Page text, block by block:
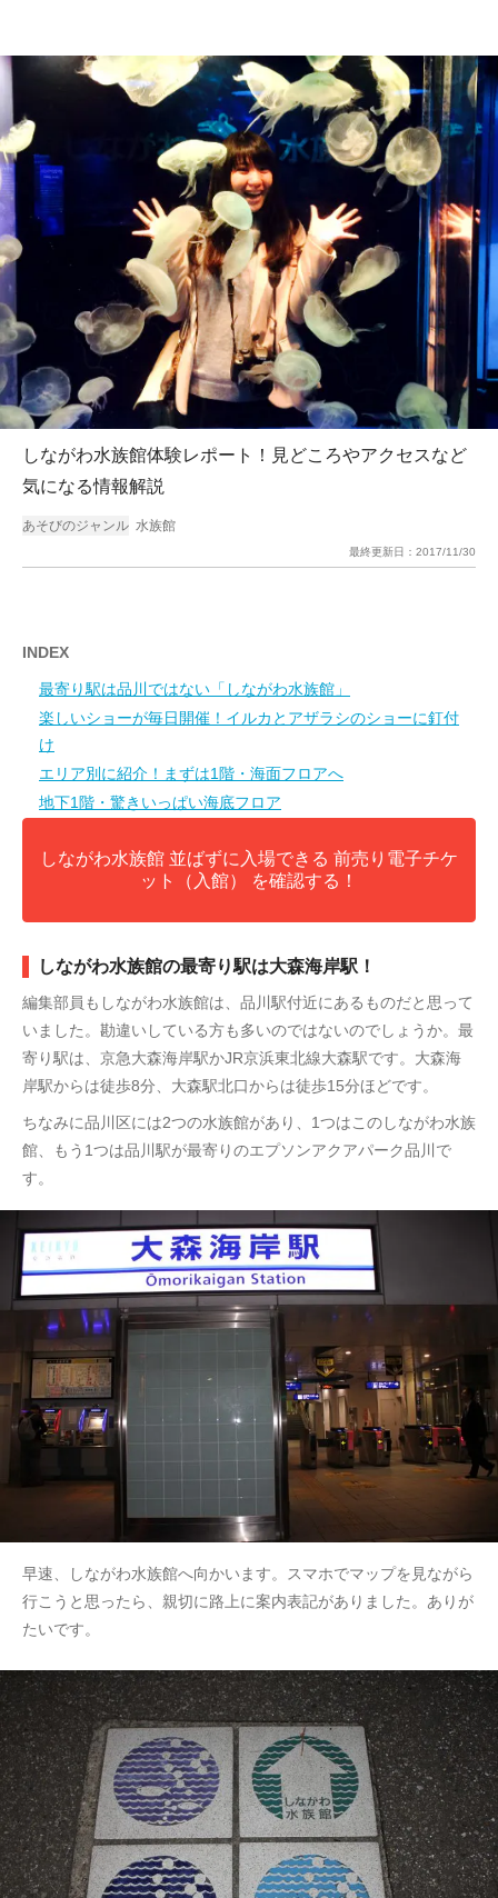
しながわ水族館体験レポート！見どころやアクセスなど
気になる情報解説
あそびのジャンル 水族館
最終更新日： 2017/11/30
INDEX
最寄り駅は品川ではない「しながわ水族館」
楽しいショーが毎日開催！イルカとアザラシのショーに釘付
け
エリア別に紹介！まずは1階・海面フロアへ
地下1階・驚きいっぱい海底フロア
しながわ水族館 並ばずに入場できる 前売り電子チケ
ット（入館） を確認する！
しながわ水族館の最寄り駅は大森海岸駅！
編集部員もしながわ水族館は、品川駅付近にあるものだと思って
いました。勘違いしている方も多いのではないのでしょうか。最
寄り駅は、京急大森海岸駅かJR京浜東北線大森駅です。大森海
岸駅からは徒歩8分、大森駅北口からは徒歩15分ほどです。
ちなみに品川区には2つの水族館があり、1つはこのしながわ水族
館、もう1つは品川駅が最寄りのエプソンアクアパーク品川で
す。
早速、しながわ水族館へ向かいます。スマホでマップを見ながら
行こうと思ったら、親切に路上に案内表記がありました。ありが
たいです。